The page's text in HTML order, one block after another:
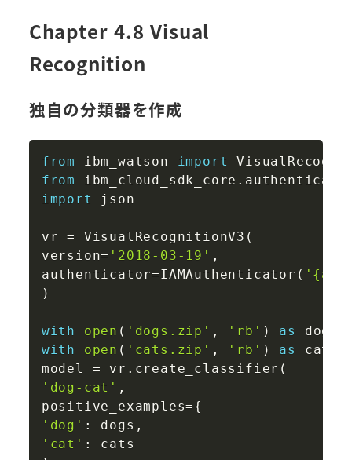
Chapter 4.8 Visual
Recognition
独自の分類器を作成
from ibm_watson
import
from
ibm_cloud_sdk_core .
import
json
vr = VisualRecognitionV3 (
version= '2018-03-19' ,
authenticator=IAMAuthenticator (
)
with open ( 'dogs.zip' , 'rb' ) as dogs
with
open ( 'cats.zip' , 'rb' ) as cats
model = vr . create_classifier (
'dog-cat' ,
positive_examples={
'dog' : dogs ,
'cat' :
Copy